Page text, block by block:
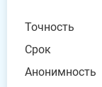
Точность
Срок
Анонимность